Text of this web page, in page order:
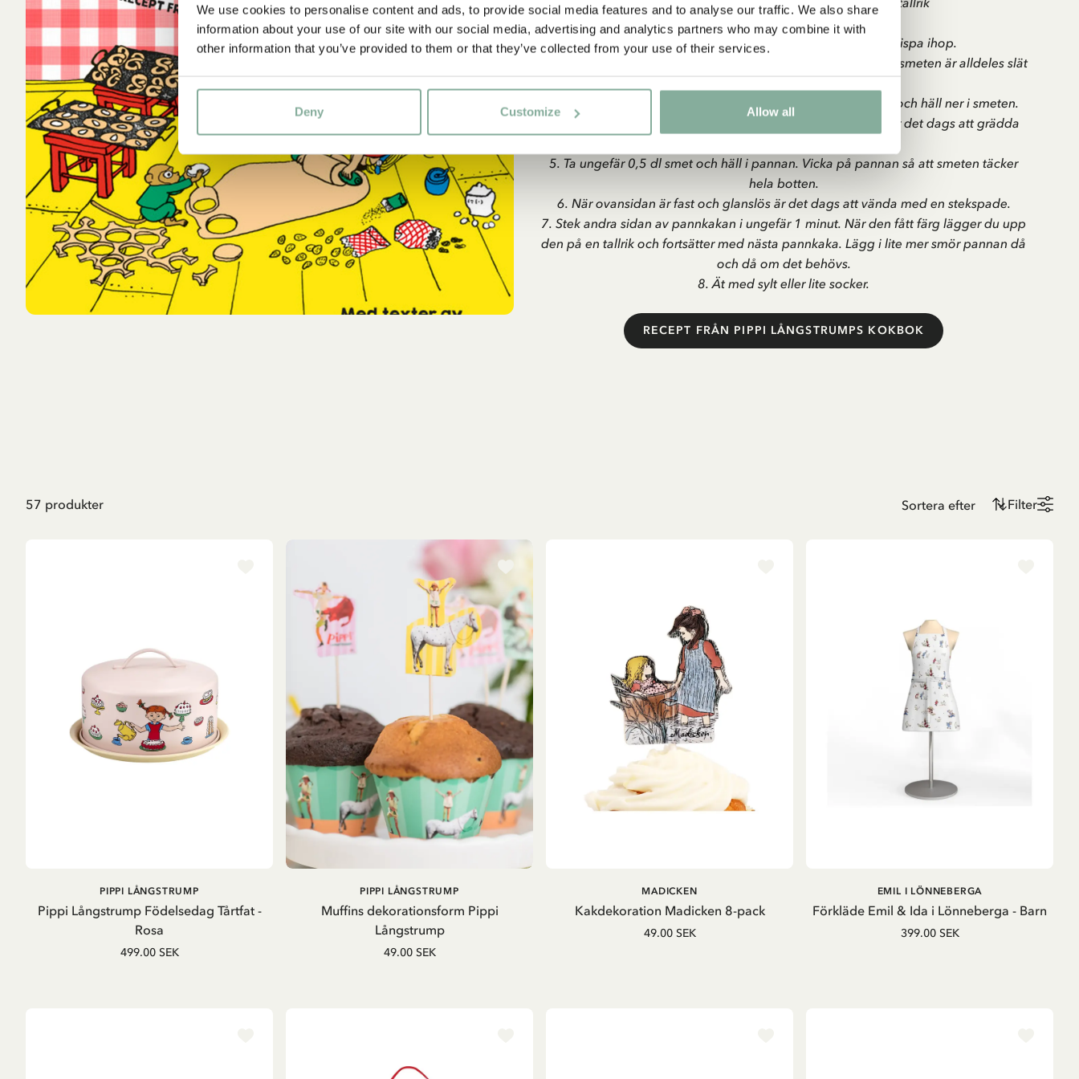
We use cookies to personalise content and ads, to provide social media features and to analyse our traffic. We also share
information about your use of our site with our social media, advertising and analytics partners who may combine it with
other information that you’ve provided to them or that they’ve collected from your use of their services.
Deny Customize Allow all
Gör så här:
1. Knäck äggen i bunken. Lägg i salt och socker. Vispa ihop.
2. Häll i 2 dl av mjölken och vispa sedan ner mjölet. Vispa tills smeten är alldeles slät
och utan klumpar.
3. Vispa i resten av mjölken. Smält 3 msk smör i stekpannan och häll ner i smeten.
4. Lägg en ny klick smör i stekpannan. När den börjar fräsa är det dags att grädda
5. Ta ungefär 0,5 dl smet och häll i pannan. Vicka på pannan så att smeten täcker
hela botten.
6. När ovansidan är fast och glanslös är det dags att vända med en stekspade.
7. Stek andra sidan av pannkakan i ungefär 1 minut. När den fått färg lägger du upp
den på en tallrik och fortsätter med nästa pannkaka. Lägg i lite mer smör pannan då
och då om det behövs.
8. Ät med sylt eller lite socker.
RECEPT FRÅN PIPPI LÅNGSTRUMPS KOKBOK
57 produkter Filter
LÄGG I VARUKORG
Pippi Långstrump Födelsedag Tårtfat -
Rosa
PIPPI LÅNGSTRUMP
499.00 SEK
LÄGG I VARUKORG
Muffins dekorationsform Pippi
Långstrump
PIPPI LÅNGSTRUMP
49.00 SEK
LÄGG I VARUKORG
Kakdekoration Madicken 8-pack
MADICKEN
49.00 SEK
LÄGG I VARUKORG
Förkläde Emil & Ida i Lönneberga - Barn
EMIL I LÖNNEBERGA
399.00 SEK
Ja, jag accepterarvillkoren.